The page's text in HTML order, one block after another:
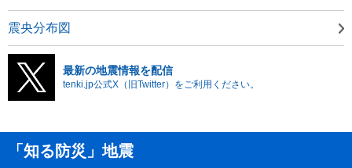
震央分布図
最新の地震情報を配信
tenki.jp公式X（旧Twitter）をご利用ください。
「知る防災」地震